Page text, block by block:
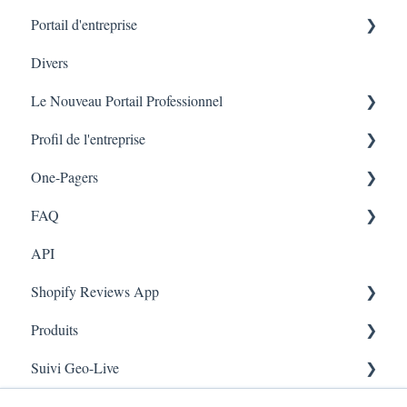
Code QR -Integration
Portail d'entreprise
Liste des transactions
Branches
Divers
Le Nouveau Portail Professionnel
Marketing
Profil de l'entreprise
Branches
One-Pagers
Marketing
Enquêtes
App Colors
Règles
E-Commerce
FAQ
FAQ- Lightspeed R Series
Shopify POS
FAQ- Shopify ECOM
Judge.me
API
Shopify Reviews App
Paramètres généraux
Reviews Widget
Produits
Ajouter un produit
Suivi Geo-Live